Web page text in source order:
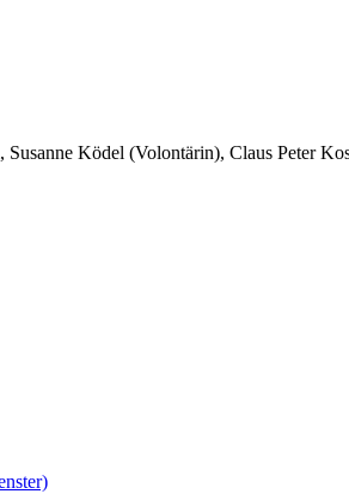
Susanne Ködel (Volontärin), Claus Peter